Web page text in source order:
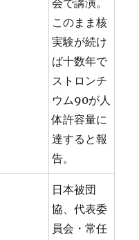
会で講演。
このまま核
実験が続け
ば十数年で
ストロンチ
ウム90が人
体許容量に
達すると報
告。
日本被団
協、代表委
員会・常任